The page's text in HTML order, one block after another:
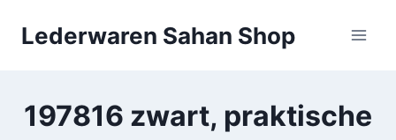
Lederwaren Sahan Shop
197816 zwart, praktische